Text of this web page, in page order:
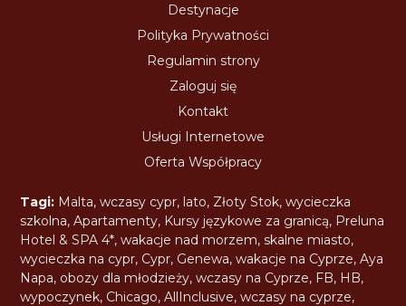
Destynacje
Polityka Prywatności
Regulamin strony
Zaloguj się
Kontakt
Usługi Internetowe
Oferta Współpracy
Tagi: Malta,wczasy cypr, lato, Złoty Stok,wycieczka
szkolna,Apartamenty, Kursy językowe za granicą, Preluna
Hotel & SPA 4*,wakacje nad morzem,skalne miasto,
wycieczka na cypr, Cypr, Genewa,wakacje na Cyprze,Aya
Napa, obozy dla młodzieży,wczasy na Cyprze, FB, HB,
wypoczynek, Chicago,AllInclusive,wczasy na cyprze,